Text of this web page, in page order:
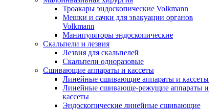
Троакары эндоскопические Volkmann
Мешки и сачки для эвакуации органов
Volkmann
Манипуляторы эндоскопические
Скальпели и лезвия
Лезвия для скальпелей
Скальпели одноразовые
Сшивающие аппараты и кассеты
Линейные сшивающие аппараты и кассеты
Линейные сшивающе-режущие аппараты и
кассеты
Эндоскопические линейные сшивающие